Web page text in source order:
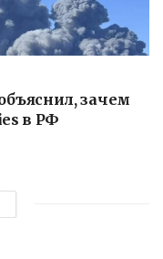
зачем
в РФ